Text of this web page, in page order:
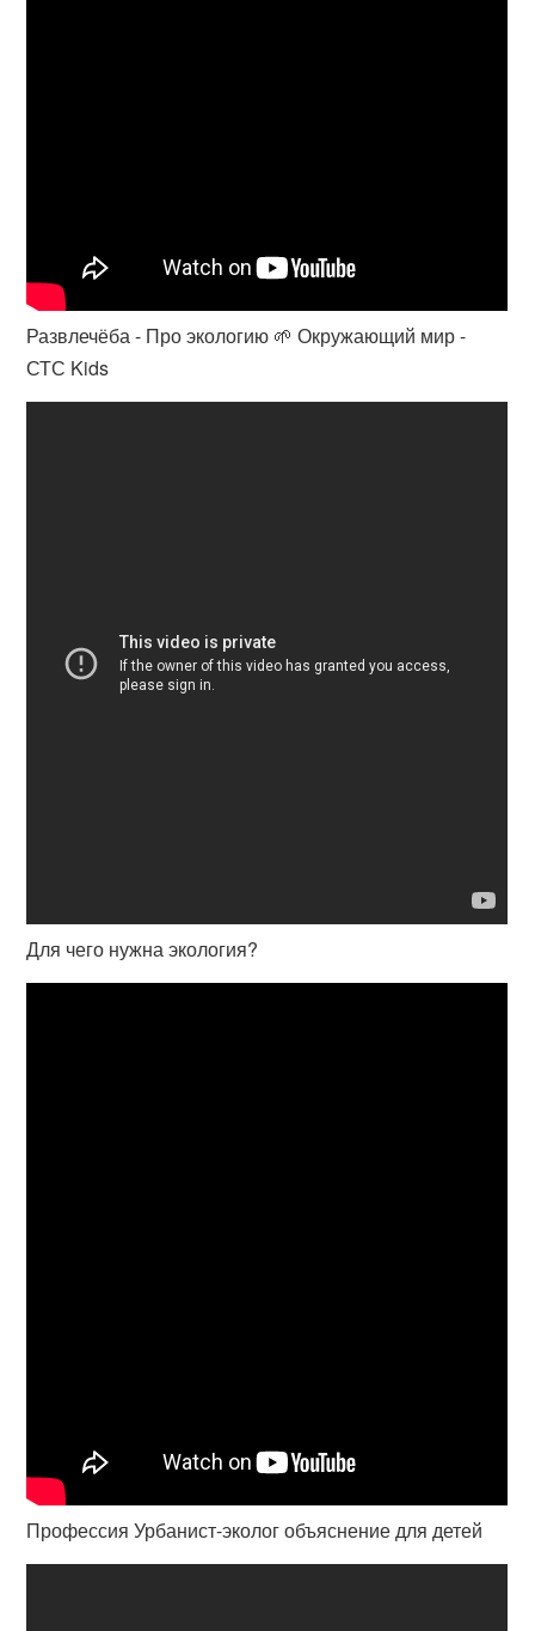
Развлечёба - Про экологию 🌱 Окружающий мир -
СТС Kids
Для чего нужна экология?
Профессия Урбанист-эколог объяснение для детей